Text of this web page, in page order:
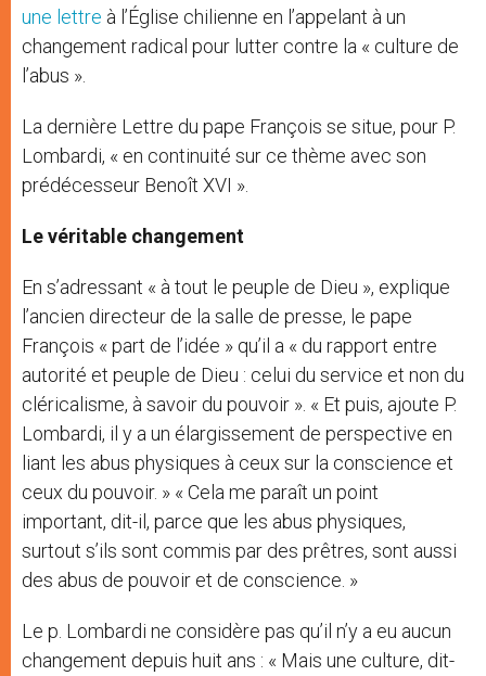
une lettre à l’Église chilienne en l’appelant à un
changement radical pour lutter contre la « culture de
l’abus ».
La dernière Lettre du pape François se situe, pour P.
Lombardi, « en continuité sur ce thème avec son
prédécesseur Benoît XVI ».
Le véritable changement
En s’adressant « à tout le peuple de Dieu », explique
l’ancien directeur de la salle de presse, le pape
François « part de l’idée » qu’il a « du rapport entre
autorité et peuple de Dieu : celui du service et non du
cléricalisme, à savoir du pouvoir ». « Et puis, ajoute P.
Lombardi, il y a un élargissement de perspective en
liant les abus physiques à ceux sur la conscience et
ceux du pouvoir. » « Cela me paraît un point
important, dit-il, parce que les abus physiques,
surtout s’ils sont commis par des prêtres, sont aussi
des abus de pouvoir et de conscience. »
Le p. Lombardi ne considère pas qu’il n’y a eu aucun
changement depuis huit ans : « Mais une culture, dit-